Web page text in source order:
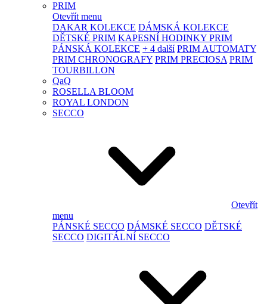
PRIM
Otevřít menu
DAKAR KOLEKCE DÁMSKÁ KOLEKCE
DĚTSKÉ PRIM KAPESNÍ HODINKY PRIM
PÁNSKÁ KOLEKCE + 4 další PRIM AUTOMATY
PRIM CHRONOGRAFY PRIM PRECIOSA PRIM
TOURBILLON
QaQ
ROSELLA BLOOM
ROYAL LONDON
SECCO
Otevřít
menu
PÁNSKÉ SECCO DÁMSKÉ SECCO DĚTSKÉ
SECCO DIGITÁLNÍ SECCO